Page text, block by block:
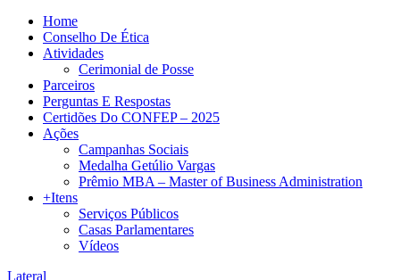
Home
Conselho De Ética
Atividades
Cerimonial de Posse
Parceiros
Perguntas E Respostas
Certidões Do CONFEP – 2025
Ações
Campanhas Sociais
Medalha Getúlio Vargas
Prêmio MBA – Master of Business Administration
+Itens
Serviços Públicos
Casas Parlamentares
Vídeos
Lateral